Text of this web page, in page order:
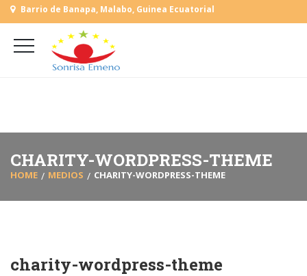
Barrio de Banapa, Malabo, Guinea Ecuatorial
(+240) 555 818930
L-V: 9:00-15:00 Sab, Dom: Cerrado
CHARITY-WORDPRESS-THEME
HOME MEDIOS CHARITY-WORDPRESS-THEME
charity-wordpress-theme